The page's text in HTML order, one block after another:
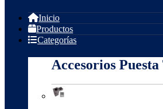
Inicio
Productos
Categorías
Accesorios